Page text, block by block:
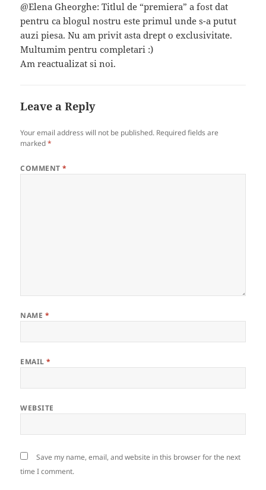
@Elena Gheorghe: Titlul de “premiera” a fost dat
pentru ca blogul nostru este primul unde s-a putut
auzi piesa. Nu am privit asta drept o exclusivitate.
Multumim pentru completari :)
Am reactualizat si noi.
Leave a Reply
Your email address will not be published. Required fields are
marked*
COMMENT*
NAME *
EMAIL*
WEBSITE
Save my name, email, and website in this browser for the next
time I comment.